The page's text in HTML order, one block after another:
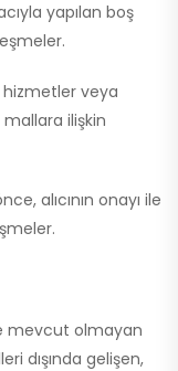
yapılan boş
veya
ilişkin
alıcının onayı ile
mevcut olmayan
dışında gelişen,